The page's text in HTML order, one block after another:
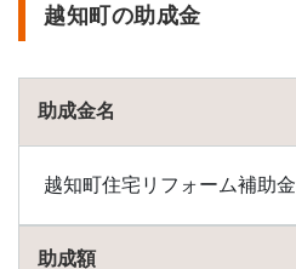
越知町の助成金
助成金名
越知町住宅リフォーム補助金
助成額